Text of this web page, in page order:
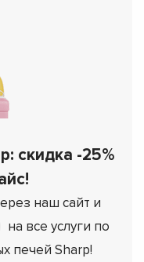
скидка -25%
наш сайт и
на все услуги по
печей Sharp!